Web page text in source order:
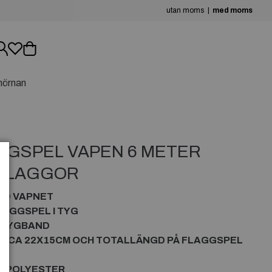
utan moms med moms
VAPEN 6 METER
VAPNET
I TYG
CA 22X15CM OCH TOTALLÄNGD PÅ FLAGGSPEL
POLYESTER